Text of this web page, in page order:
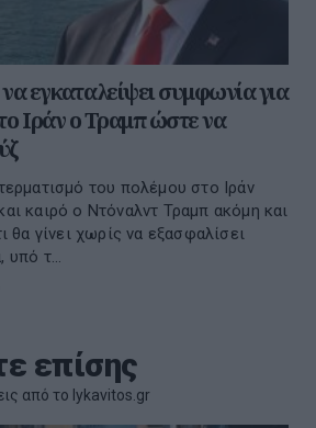
εγκαταλείψει συμφωνία για
Ιράν ο Τραμπ ώστε να
του πολέμου στο Ιράν
καιρό ο Ντόναλντ Τραμπ ακόμη και
θα γίνει χωρίς να εξασφαλίσει
υπό τ...
επίσης
από το lykavitos.gr